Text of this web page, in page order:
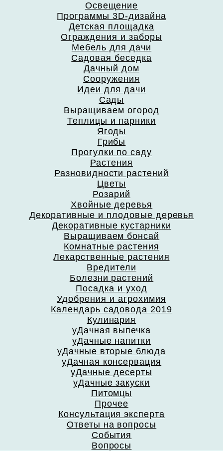
Освещение
Программы 3D-дизайна
Детская площадка
Ограждения и заборы
Мебель для дачи
Садовая беседка
Дачный дом
Сооружения
Идеи для дачи
Сады
Выращиваем огород
Теплицы и парники
Ягоды
Грибы
Прогулки по саду
Растения
Разновидности растений
Цветы
Розарий
Хвойные деревья
Декоративные и плодовые деревья
Декоративные кустарники
Выращиваем бонсай
Комнатные растения
Лекарственные растения
Вредители
Болезни растений
Посадка и уход
Удобрения и агрохимия
Календарь садовода 2019
Кулинария
уДачная выпечка
уДачные напитки
уДачные вторые блюда
уДачная консервация
уДачные десерты
уДачные закуски
Питомцы
Прочее
Консультация эксперта
Ответы на вопросы
События
Вопросы